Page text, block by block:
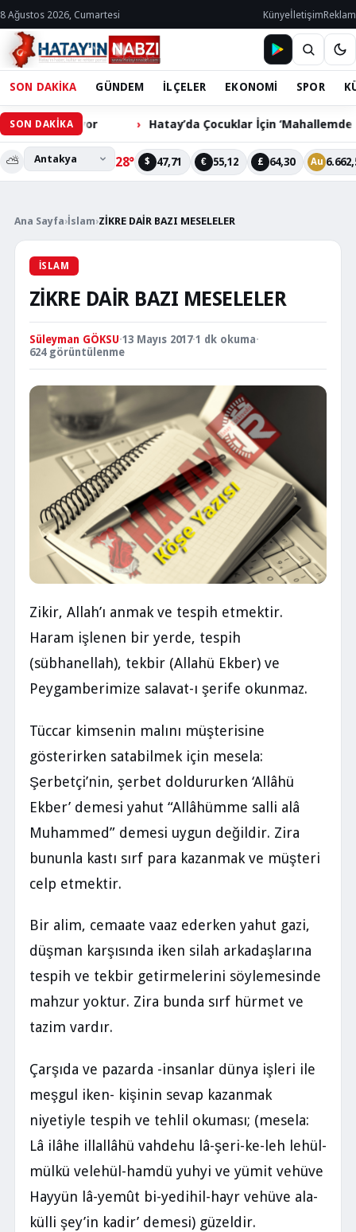
8 Ağustos 2026, Cumartesi KünyeİletişimReklam
SON DAKİKA GÜNDEM İLÇELER EKONOMİ SPOR
SON DAKİKA
Bekliyor Hatay’da Çocuklar İçin ‘Mahallemde Şenlik
⛅ 28° $ 47,71 € 55,12 £ 64,30 Au
Ana Sayfa› İslam›ZİKRE DAİR BAZI MESELELER
İSLAM
ZİKRE DAİR BAZI MESELELER
Süleyman GÖKSU·13 Mayıs 2017·1 dk okuma·
624 görüntülenme
Zikir, Allah’ı anmak ve tespih etmektir.
Haram işlenen bir yerde, tespih
(sübhanellah), tekbir (Allahü Ekber) ve
Peygamberimize salavat-ı şerife okunmaz.
Tüccar kimsenin malını müşterisine
gösterirken satabilmek için mesela:
Şerbetçi’nin, şerbet doldururken ‘Allâhü
Ekber’ demesi yahut “Allâhümme salli alâ
Muhammed” demesi uygun değildir. Zira
bununla kastı sırf para kazanmak ve müşteri
celp etmektir.
Bir alim, cemaate vaaz ederken yahut gazi,
düşman karşısında iken silah arkadaşlarına
tespih ve tekbir getirmelerini söylemesinde
mahzur yoktur. Zira bunda sırf hürmet ve
tazim vardır.
Çarşıda ve pazarda -insanlar dünya işleri ile
meşgul iken- kişinin sevap kazanmak
niyetiyle tespih ve tehlil okuması; (mesela:
Lâ ilâhe illallâhü vahdehu lâ-şeri-ke-leh lehül-
mülkü velehül-hamdü yuhyi ve yümit vehüve
Hayyün lâ-yemût bi-yedihil-hayr vehüve ala-
külli şey’in kadir’ demesi) güzeldir.